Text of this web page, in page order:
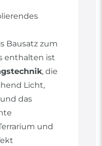
Bausatz zum
enthalten ist
, die
Licht,
das
und